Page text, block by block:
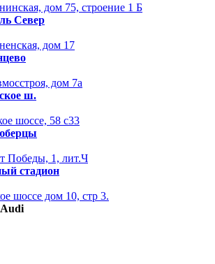
дом 75, строение 1 Б
Север
дом 17
дом 7а
ш.
шоссе, 58 с33
Победы, 1, лит.Ч
стадион
шоссе дом 10, стр 3.